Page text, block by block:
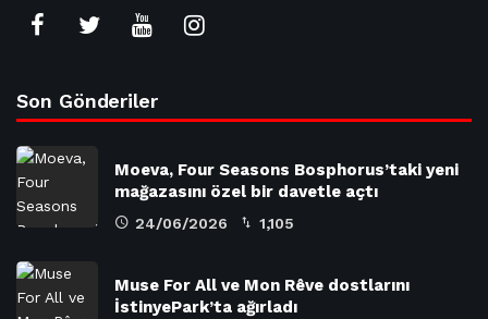
Son Gönderiler
Moeva, Four Seasons Bosphorus’taki yeni
mağazasını özel bir davetle açtı
24/06/2026 1,105
Muse For All ve Mon Rêve dostlarını
İstinyePark’ta ağırladı